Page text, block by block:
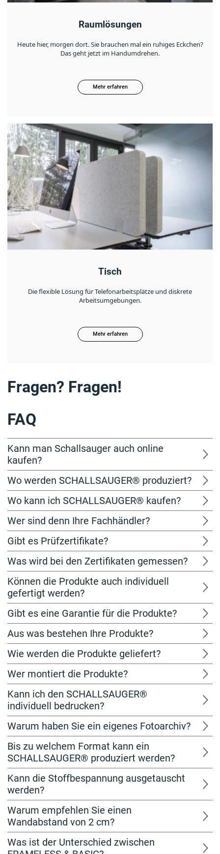
Raumlösungen
Heute hier, morgen dort. Sie brauchen mal ein ruhiges Eckchen?
Das geht jetzt im Handumdrehen.
Mehr erfahren
Tisch
Die flexible Lösung für Telefonarbeitsplätze und diskrete
Arbeitsumgebungen.
Mehr erfahren
Fragen? Fragen!
FAQ
Kann man Schallsauger auch online
kaufen?
Wo werden SCHALLSAUGER® produziert?
Wo kann ich SCHALLSAUGER® kaufen?
Wer sind denn Ihre Fachhändler?
Gibt es Prüfzertifikate?
Was wird bei den Zertifikaten gemessen?
Können die Produkte auch individuell
gefertigt werden?
Gibt es eine Garantie für die Produkte?
Aus was bestehen Ihre Produkte?
Wie werden die Produkte geliefert?
Wer montiert die Produkte?
Kann ich den SCHALLSAUGER®
individuell bedrucken?
Warum haben Sie ein eigenes Fotoarchiv?
Bis zu welchem Format kann ein
SCHALLSAUGER® produziert werden?
Kann die Stoffbespannung ausgetauscht
werden?
Warum empfehlen Sie einen
Wandabstand von 2 cm?
Was ist der Unterschied zwischen